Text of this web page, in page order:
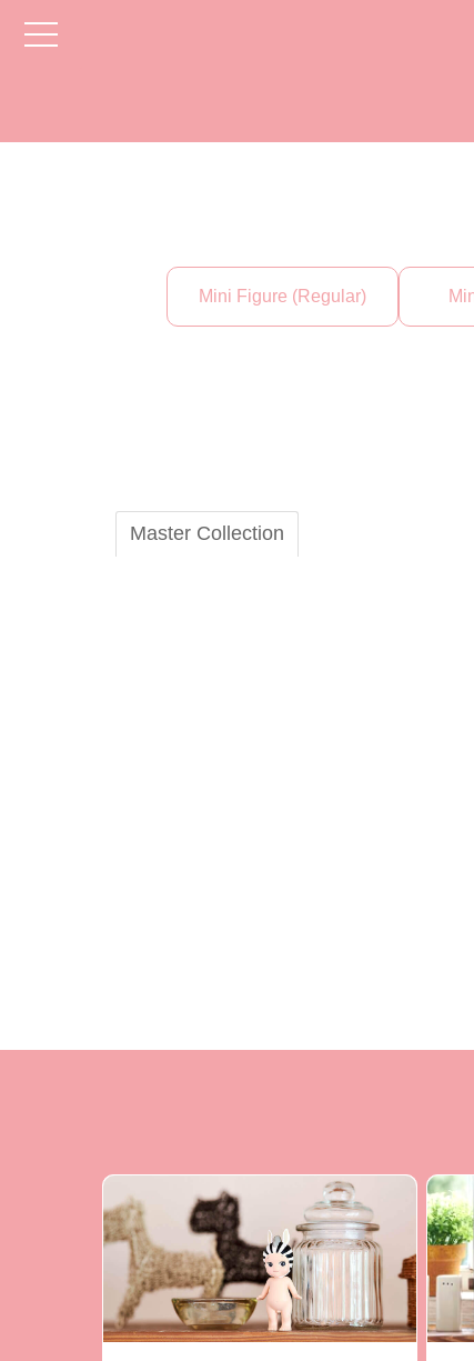
toggle
navigation
Mini Figure (Regular)
Master Collection